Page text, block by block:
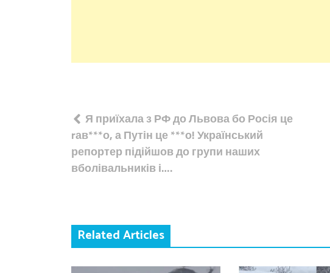
Навігація
записів
Я приїхала з РФ до Львова бо Росія це
rав***о, а Путін це ***о! Український
репортер підійшов до групи наших
вболівальників і….
Related Articles